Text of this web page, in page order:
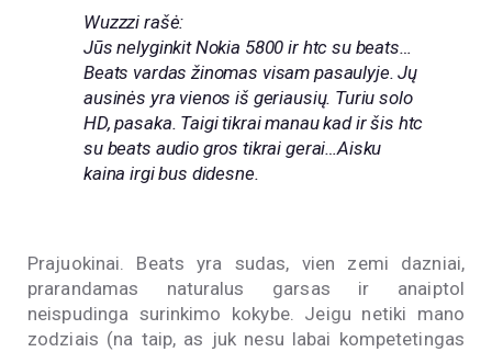
Wuzzzi rašė:
Jūs nelyginkit Nokia 5800 ir htc su beats…
Beats vardas žinomas visam pasaulyje. Jų
ausinės yra vienos iš geriausių. Turiu solo
HD, pasaka. Taigi tikrai manau kad ir šis htc
su beats audio gros tikrai gerai…Aisku
kaina irgi bus didesne.
Prajuokinai. Beats yra sudas, vien zemi dazniai,
prarandamas naturalus garsas ir anaiptol
neispudinga surinkimo kokybe. Jeigu netiki mano
zodziais (na taip, as juk nesu labai kompetetingas